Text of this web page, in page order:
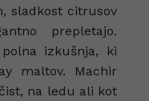
sladkost citrusov
prepletajo.
izkušnja, ki
maltov. Machir
na ledu ali kot